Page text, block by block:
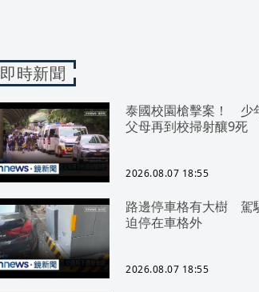
即時新聞
泰國校園槍擊案！ 少
父母再到校掃射釀9死
2026.08.07 18:55
路邊停車格有大樹 駕
迫停在車格外
2026.08.07 18:55